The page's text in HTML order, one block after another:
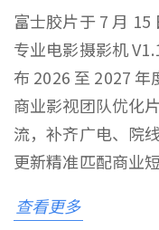
富士胶片于 7 月 15
专业电影摄影机
布 2026 至 2027
商业影视团队优化
流，补齐广电、院
更新精准匹配商业
查看更多